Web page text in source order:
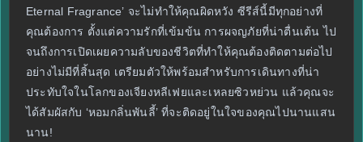
Eternal Fragrance’ จะไม่ทำให้คุณผิดหวัง ซีรีส์นี้มีทุกอย่างที่
คุณต้องการ ตั้งแต่ความรักที่เข้มข้น การผจญภัยที่น่าตื่นเต้น ไป
จนถึงการเปิดเผยความลับของชีวิตที่ทำให้คุณต้องติดตามต่อไป
อย่างไม่มีที่สิ้นสุด เตรียมตัวให้พร้อมสำหรับการเดินทางที่น่า
ประทับใจในโลกของเจียงหลีเฟยและเหลยซิวหย่วน แล้วคุณจะ
ได้สัมผัสกับ ‘หอมกลิ่นพันลี้’ ที่จะติดอยู่ในใจของคุณไปนานแสน
นาน!